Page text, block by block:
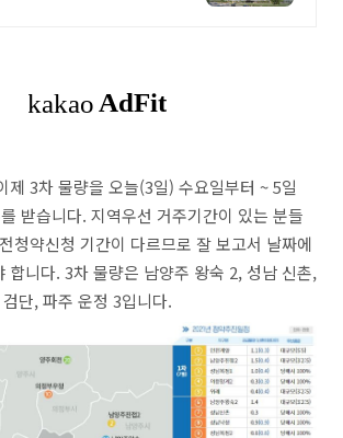
제 3차 물량을 오늘(3일) 수요일부터 ~ 5일
받습니다. 지역우선 거주기간이 있는 분들
청약신청 기간이 다르므로 잘 보고서 날짜에
합니다. 3차 물량은 남양주 왕숙 2, 성남 신촌,
단, 파주 운정 3입니다.